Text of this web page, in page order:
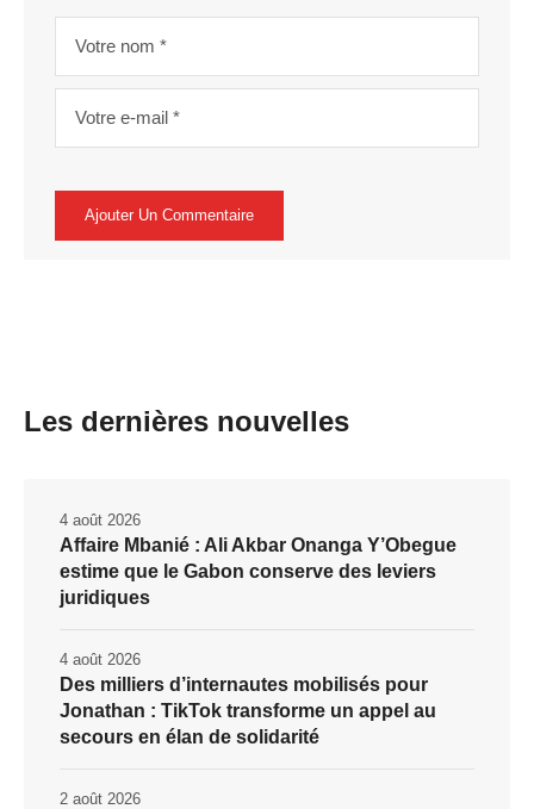
Les dernières nouvelles
Affaire Mbanié : Ali Akbar Onanga Y’Obegue
estime que le Gabon conserve des leviers
juridiques
4 août 2026
Des milliers d’internautes mobilisés pour
Jonathan : TikTok transforme un appel au
secours en élan de solidarité
4 août 2026
2 août 2026